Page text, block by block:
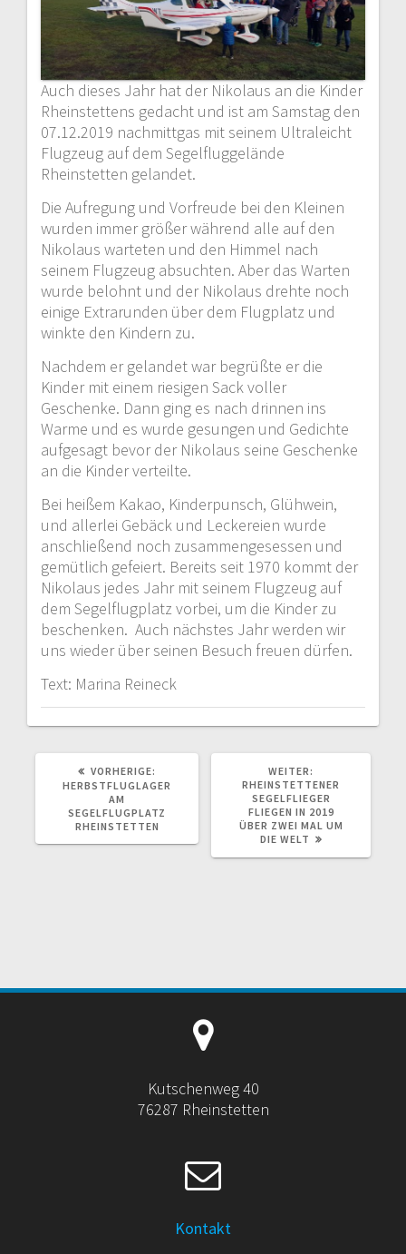
Auch dieses Jahr hat der Nikolaus an die Kinder
Rheinstettens gedacht und ist am Samstag den
07.12.2019 nachmittgas mit seinem Ultraleicht
Flugzeug auf dem Segelfluggelände
Rheinstetten gelandet.
Die Aufregung und Vorfreude bei den Kleinen
wurden immer größer während alle auf den
Nikolaus warteten und den Himmel nach
seinem Flugzeug absuchten. Aber das Warten
wurde belohnt und der Nikolaus drehte noch
einige Extrarunden über dem Flugplatz und
winkte den Kindern zu.
Nachdem er gelandet war begrüßte er die
Kinder mit einem riesigen Sack voller
Geschenke. Dann ging es nach drinnen ins
Warme und es wurde gesungen und Gedichte
aufgesagt bevor der Nikolaus seine Geschenke
an die Kinder verteilte.
Bei heißem Kakao, Kinderpunsch, Glühwein,
und allerlei Gebäck und Leckereien wurde
anschließend noch zusammengesessen und
gemütlich gefeiert. Bereits seit 1970 kommt der
Nikolaus jedes Jahr mit seinem Flugzeug auf
dem Segelflugplatz vorbei, um die Kinder zu
beschenken. Auch nächstes Jahr werden wir
uns wieder über seinen Besuch freuen dürfen.
Text: Marina Reineck
VORHERIGE:
BEITRAG:
HERBSTFLUGLAGER
AM
SEGELFLUGPLATZ
RHEINSTETTEN
WEITER:
BEITRAG:
RHEINSTETTENER
SEGELFLIEGER
FLIEGEN IN 2019
ÜBER ZWEI MAL UM
DIE WELT
Kutschenweg 40
76287 Rheinstetten
Kontakt